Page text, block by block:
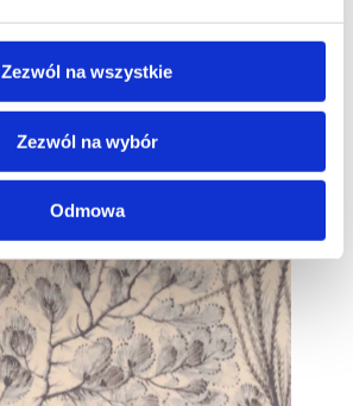
Zezwól na wszystkie
Zezwól na wybór
Odmowa